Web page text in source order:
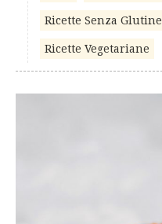
Ricette Senza Glutine
Ricette Vegetariane